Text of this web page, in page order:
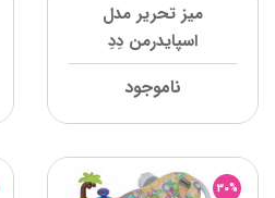
میز تحریر مدل
اسپایدرمن دِدِ
ناموجود
30%